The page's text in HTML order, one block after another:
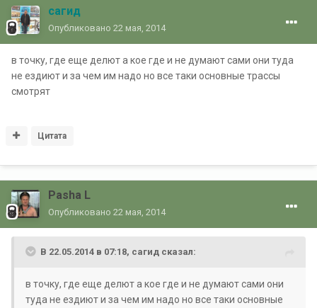
сагид
Опубликовано 22 мая, 2014
в точку, где еще делют а кое где и не думают сами они туда
не ездиют и за чем им надо но все таки основные трассы
смотрят
Цитата
Pasha L
Опубликовано 22 мая, 2014
В 22.05.2014 в 07:18, сагид сказал:
в точку, где еще делют а кое где и не думают сами они
туда не ездиют и за чем им надо но все таки основные